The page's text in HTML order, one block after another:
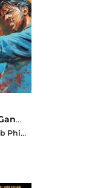
Le Massacre Du Gang Enfield
Chris Condon-Jacob Phillips